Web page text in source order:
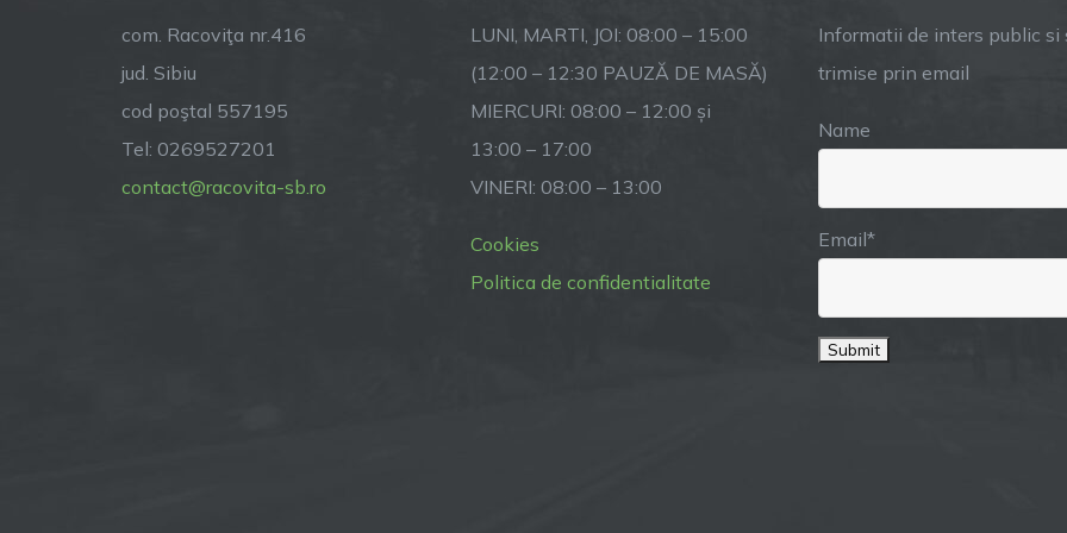
com. Racoviţa nr.416
jud. Sibiu
cod poştal 557195
Tel: 0269527201
contact@racovita-sb.ro
LUNI, MARTI, JOI: 08:00 – 15:00
(12:00 – 12:30 PAUZĂ DE MASĂ)
MIERCURI: 08:00 – 12:00 și
13:00 – 17:00
VINERI: 08:00 – 13:00
Cookies
Politica de confidentialitate
Informatii de inters public si
trimise prin email
Name
Email*